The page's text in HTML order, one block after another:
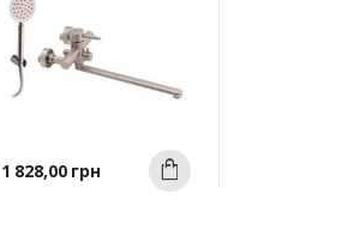
Швидкий
перегляд
Ціна
1 828,00 грн Купити